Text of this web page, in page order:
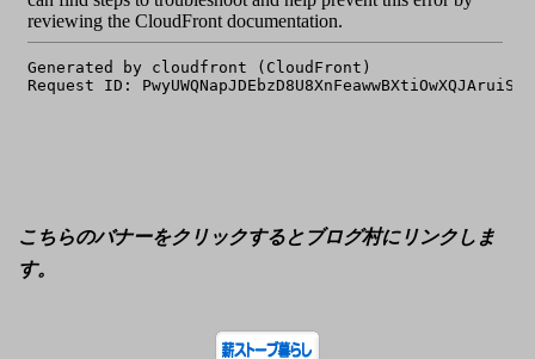
こちらのバナーをクリックするとブログ村にリンクしま
す。